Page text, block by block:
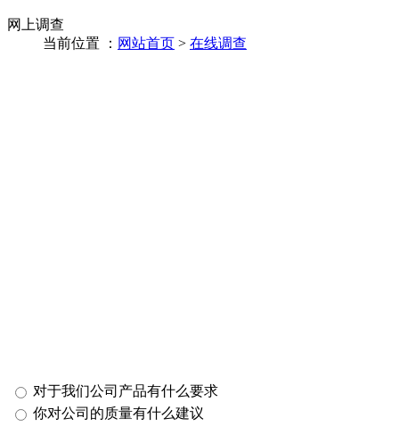
网上调查
当前位置 ： 网站首页 > 在线调查
对于我们公司产品有什么要求
你对公司的质量有什么建议